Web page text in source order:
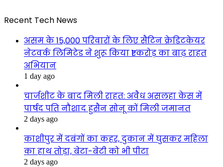
Recent Tech News
असम के 15,000 परिवारों के लिए सैटिन क्रेडिटकेयर
नेटवर्क लिमिटेड ने शुरू किया ₹1 करोड़ का बाढ़ राहत
अभियान
1 day ago
चार्जशीट के बाद मिली राहत: अवैध असलहा केस में
पार्षद पति नौशाद हुसैन सोनू कों मिली जमानत
2 days ago
काशीपुर में दबंगों का कहर, दुकान में घुसकर महिला
का हाथ तोड़ा, बेटा-बेटी को भी पीटा
2 days ago